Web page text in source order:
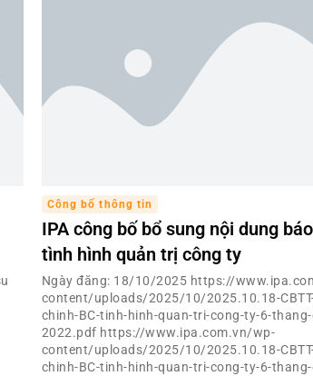
Công bố thông tin
IPA công bố bổ sung nội dung
tình hình quản trị công ty
Ngày đăng: 18/10/2025 https://
content/uploads/2025/10/2025.10.18-
chinh-BC-tinh-hinh-quan-tri-cong-ty-6-
2022.pdf https://www.ipa.com.vn/wp-
content/uploads/2025/10/2025.10.18-
chinh-BC-tinh-hinh-quan-tri-cong-ty-6-